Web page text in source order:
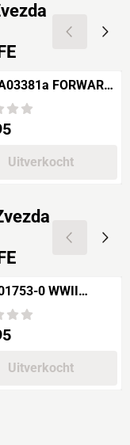
FORWARD
POST
Uitverkocht
0 WWII
PARATROOPS
Uitverkocht